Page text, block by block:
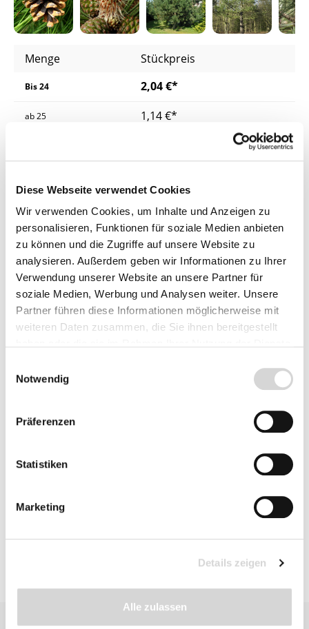
Diese Webseite verwendet Cookies
Wir verwenden Cookies, um Inhalte und Anzeigen zu
personalisieren, Funktionen für soziale Medien anbieten
zu können und die Zugriffe auf unsere Website zu
analysieren. Außerdem geben wir Informationen zu Ihrer
Verwendung unserer Website an unsere Partner für
soziale Medien, Werbung und Analysen weiter. Unsere
Partner führen diese Informationen möglicherweise mit
weiteren Daten zusammen, die Sie ihnen bereitgestellt
Notwendig
Präferenzen
Statistiken
Marketing
Details zeigen
Alle zulassen
Menge Stückpreis
Bis24 2,04 €*
ab25 1,14 €*
Preise inkl. MwSt.zzgl. Versandkosten
Lieferzeit: 4 - 8 Werktage
Herkunft
Produkt Anzahl: Gib den gewünschten
Fragen zum Artikel
Bewertungen